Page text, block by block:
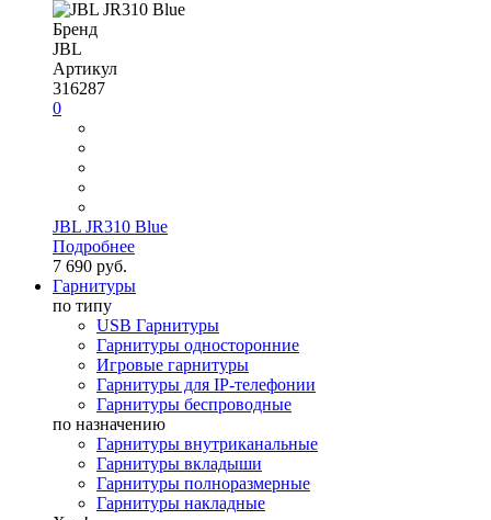
Бренд
JBL
Артикул
316287
0
JBL JR310 Blue
Подробнее
7 690 руб.
Гарнитуры
по типу
USB Гарнитуры
Гарнитуры односторонние
Игровые гарнитуры
Гарнитуры для IP-телефонии
Гарнитуры беспроводные
по назначению
Гарнитуры внутриканальные
Гарнитуры вкладыши
Гарнитуры полноразмерные
Гарнитуры накладные